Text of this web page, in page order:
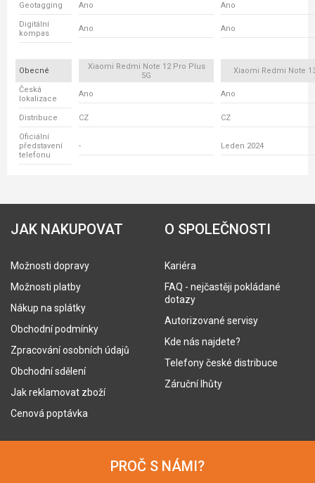
Geotagging Ano Ano
Digitální
kompas
Ano Ano
Obecné
Xiaomi Redmi Note 12 Pro Plus
5G
Xiaomi Redmi Note
Česká
lokalizace
Ano Ano
Distribuce CZ CZ
Oficiální
představení
telefonu
- Leden 2024
JAK NAKUPOVAT
Možnosti dopravy
Možnosti platby
Nákup na splátky
Obchodní podmínky
Zpracování osobních údajů
Obchodní sdělení
Jak reklamovat zboží
Cenová poptávka
O SPOLEČNOSTI
Kariéra
FAQ - nejčastěji pokládané
dotazy
Autorizované servisy
Kde nás najdete?
Telefony české distribuce
Záruční lhůty
PROČ S NÁMI?